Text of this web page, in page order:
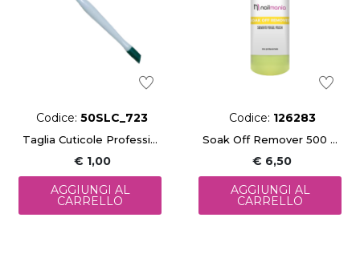
Codice: 50SLC_723
Taglia Cuticole Professionale Piedi Mani
€ 1,00
AGGIUNGI AL
CARRELLO
Codice: 126283
Soak Off Remover 500 Ml
€ 6,50
AGGIUNGI AL
CARRELLO